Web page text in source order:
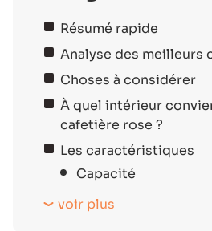
Résumé rapide
Analyse des meilleurs
Choses à considérer
À quel intérieur
cafetière rose ?
Les caractéristiques
Capacité
voir plus